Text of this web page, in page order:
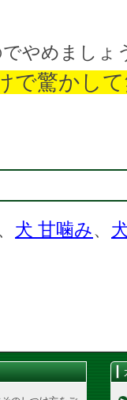
やめましょ
で驚かし
犬 甘噛み、